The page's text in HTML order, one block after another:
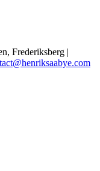
Frederiksberg |